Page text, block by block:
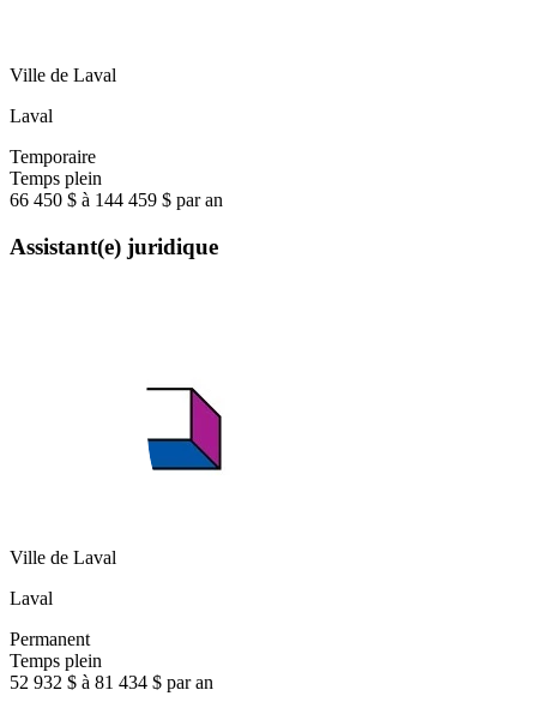
Ville de Laval
Laval
Temporaire
Temps plein
66 450 $ à 144 459 $ par an
Assistant(e) juridique
Ville de Laval
Laval
Permanent
Temps plein
52 932 $ à 81 434 $ par an